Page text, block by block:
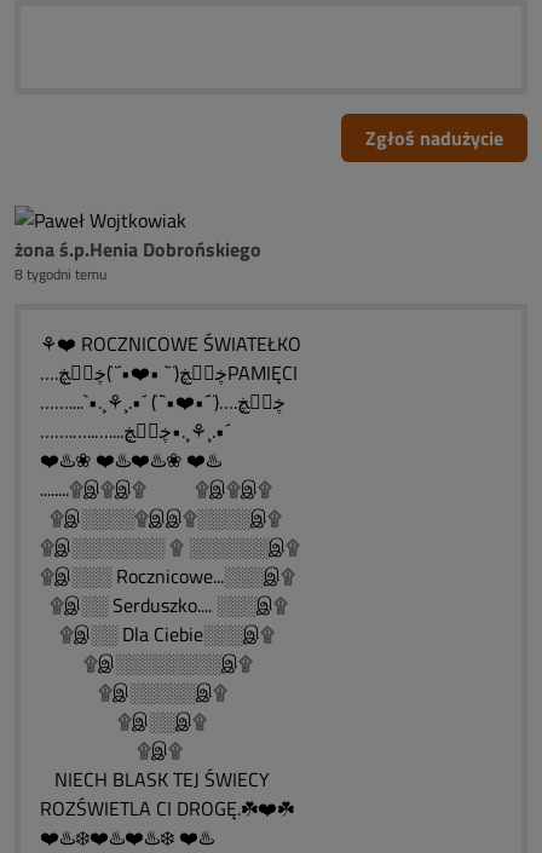
Zgłoś nadużycie
żona ś.p.Henia Dobrońskiego
8 tygodni temu
⚘❤️ ROCZNICOWE ŚWIATEŁKO
….ڿڰۣڿ(¨` •❤️•´¨)ڿڰۣڿPAMIĘCI
……....`•.¸⚘¸.•´ (¨`•❤️•´¨)….ڿڰۣڿ
…….…..…....ڿڰۣڿ•.¸⚘¸.•´
❤️♨️❀ ❤️♨️❤️♨️❀ ❤️♨️
........۩இ۩இ۩ ۩இ۩இ۩
۩இ░░░░۩இஇ۩░░░░இ۩
۩இ░░░░░░░ ۩ ░░░░░░இ۩
۩இ░░░ Rocznicowe...░░░இ۩
۩இ░░ Serduszko.... ░░░இ۩
۩இ░░ Dla Ciebie░░░இ۩
۩இ░░░░░░░░இ۩
۩இ░░░░░இ۩
۩இ░░இ۩
۩இ۩
NIECH BLASK TEJ ŚWIECY
ROZŚWIETLA CI DROGĘ.☘️❤️☘️
❤️♨️❄️❤️♨️❤️♨️❄️ ❤️♨️